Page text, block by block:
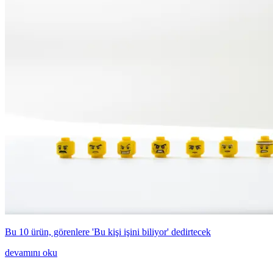
Bu 10 ürün, görenlere 'Bu kişi işini biliyor' dedirtecek
devamını oku